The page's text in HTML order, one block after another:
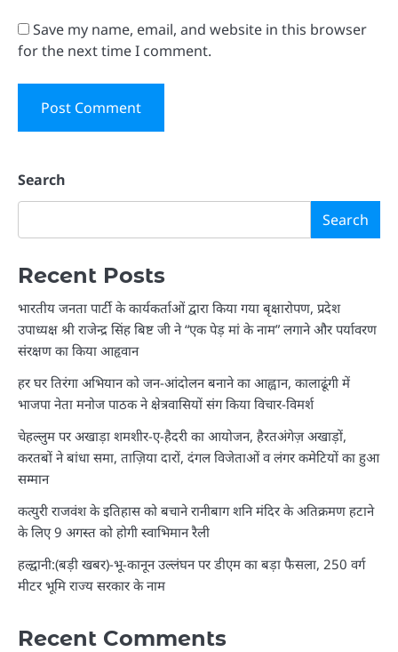
Save my name, email, and website in this browser
for the next time I comment.
Search
Search
Recent Posts
भारतीय जनता पार्टी के कार्यकर्ताओं द्वारा किया गया बृक्षारोपण, प्रदेश
उपाध्यक्ष श्री राजेन्द्र सिंह बिष्ट जी ने “एक पेड़ मां के नाम” लगाने और पर्यावरण
संरक्षण का किया आहृवान
हर घर तिरंगा अभियान को जन-आंदोलन बनाने का आह्वान, कालाढूंगी में
भाजपा नेता मनोज पाठक ने क्षेत्रवासियों संग किया विचार-विमर्श
चेहल्लुम पर अखाड़ा शमशीर-ए-हैदरी का आयोजन, हैरतअंगेज़ अखाड़ों,
करतबों ने बांधा समा, ताज़िया दारों, दंगल विजेताओं व लंगर कमेटियों का हुआ
सम्मान
कत्युरी राजवंश के इतिहास को बचाने रानीबाग शनि मंदिर के अतिक्रमण हटाने
के लिए 9 अगस्त को होगी स्वाभिमान रैली
हल्द्वानी:(बड़ी खबर)-भू-कानून उल्लंघन पर डीएम का बड़ा फैसला, 250 वर्ग
मीटर भूमि राज्य सरकार के नाम
Recent Comments